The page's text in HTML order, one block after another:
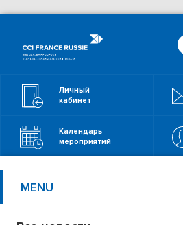
Личный
кабинет
Календарь
мероприятий
MENU